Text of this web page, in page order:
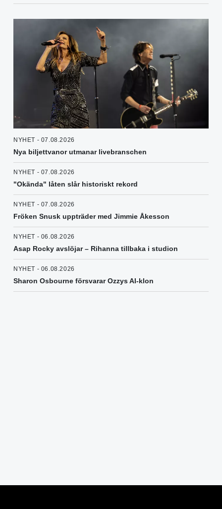
NYHET - 07.08.2026
Nya biljettvanor utmanar livebranschen
NYHET - 07.08.2026
"Okända" låten slår historiskt rekord
NYHET - 07.08.2026
Fröken Snusk uppträder med Jimmie Åkesson
NYHET - 06.08.2026
Asap Rocky avslöjar – Rihanna tillbaka i studion
NYHET - 06.08.2026
Sharon Osbourne försvarar Ozzys AI-klon